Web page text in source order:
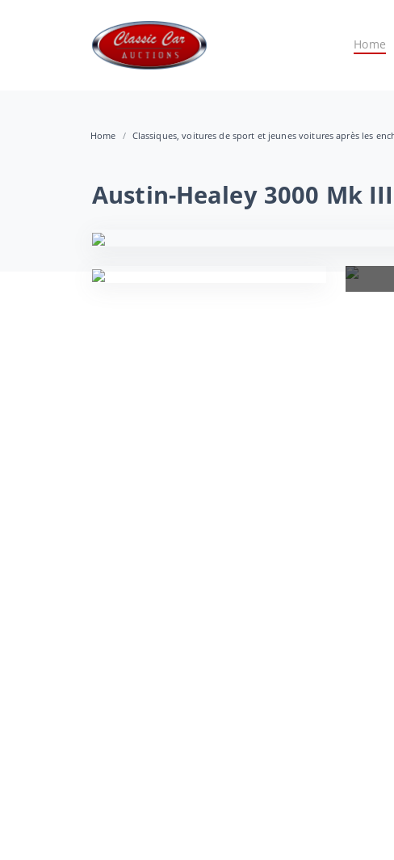
Home
Home Classiques, voitures de sport et jeunes voitures après les
Austin-Healey 3000 Mk